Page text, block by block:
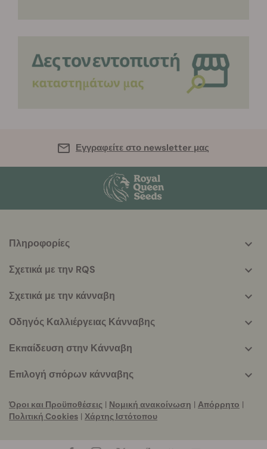
Εγγραφείτε στο newsletter μας
More
info
Πληροφορίες
Σχετικά με την RQS
Σχετικά με την κάνναβη
Οδηγός Καλλιέργειας Κάνναβης
Εκπαίδευση στην Κάνναβη
Επιλογή σπόρων κάνναβης
Όροι και Προϋποθέσεις | Νομική ανακοίνωση | Απόρρητο |
Πολιτική Cookies | Χάρτης Ιστότοπου